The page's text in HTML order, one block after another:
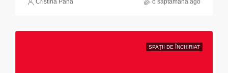
Cristina Pana o săptămână ago
SPAȚII DE ÎNCHIRIAT